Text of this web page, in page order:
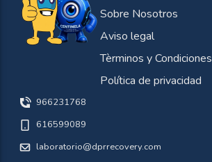
Sobre Nosotros
Aviso legal
Tèrminos y Condiciones
Política de privacidad
966231768
616599089
laboratorio@dprrecovery.com